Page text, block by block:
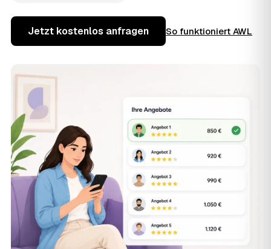
Jetzt kostenlos anfragen So funktioniert AWL